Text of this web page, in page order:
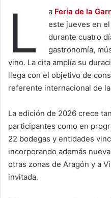
L a Feria de la
este jueves en
durante cuatro
gastronomía,
vino. La cita amplía su
llega con el objetivo de
referente internacional de
La edición de 2026 crece
participantes como en
22 bodegas y entidades
incorporando además
otras zonas de Aragón y a
invitada.